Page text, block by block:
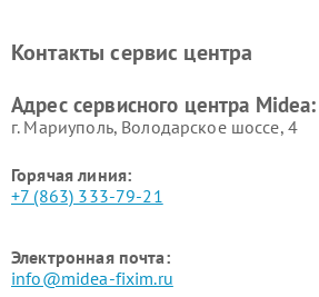
пылесосов Midea
Midea
Контакты сервис центра
Адрес сервисного центра Midea:
г. Мариуполь, Володарское шоссе, 4
Горячая линия:
+7 (863) 333-79-21
Электронная почта:
info@midea-fixim.ru